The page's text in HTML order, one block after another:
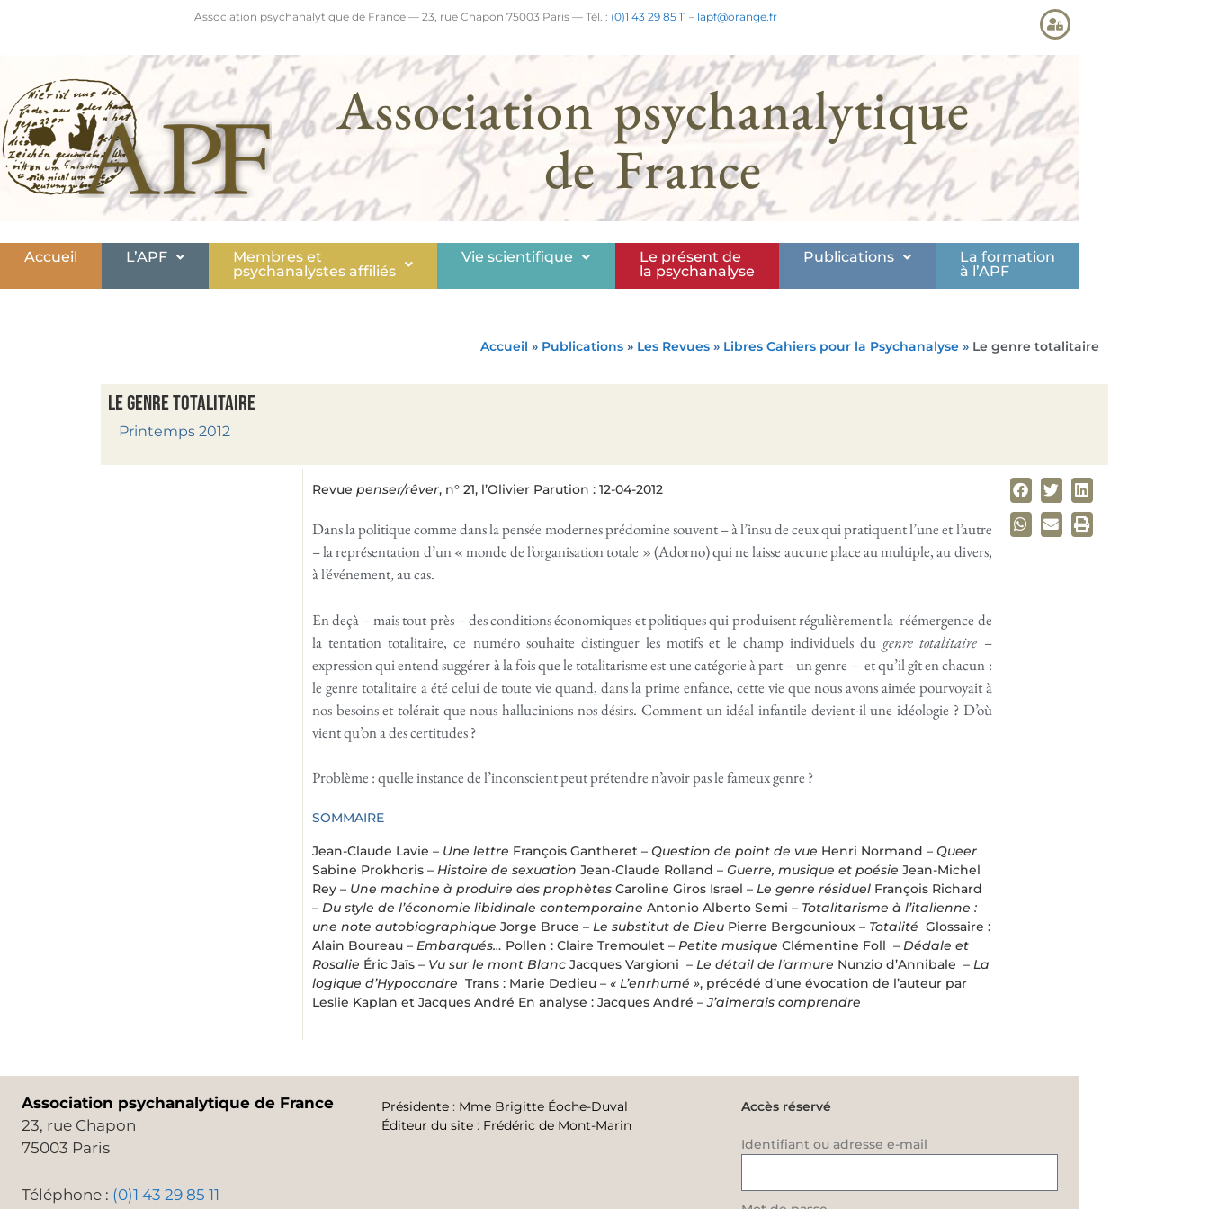
Association psychanalytique de France — 23, rue Chapon 75003 Paris — Tél. : (0)1 43 29 85 11 – lapf@orange.fr
Association psychanalytique
de France
Accueil L’APF
Membres et
psychanalystes affiliés
Vie scientifique
Le présent de
la psychanalyse
Publications
La formation
à l’APF
Accueil » Publications » Les Revues » Libres Cahiers pour la Psychanalyse » Le genre totalitaire
Le genre totalitaire
Printemps 2012
Revue penser/rêver, n° 21, l’Olivier Parution : 12-04-2012
Dans la politique comme dans la pensée modernes prédomine souvent – à l’insu de ceux qui pratiquent l’une et l’autre
– la représentation d’un « monde de l’organisation totale » (Adorno) qui ne laisse aucune place au multiple, au divers,
à l’événement, au cas.
En deçà – mais tout près – des conditions économiques et politiques qui produisent régulièrement la réémergence de
la tentation totalitaire, ce numéro souhaite distinguer les motifs et le champ individuels du genre totalitaire –
expression qui entend suggérer à la fois que le totalitarisme est une catégorie à part – un genre – et qu’il gît en chacun :
le genre totalitaire a été celui de toute vie quand, dans la prime enfance, cette vie que nous avons aimée pourvoyait à
nos besoins et tolérait que nous hallucinions nos désirs. Comment un idéal infantile devient-il une idéologie ? D’où
vient qu’on a des certitudes ?
Problème : quelle instance de l’inconscient peut prétendre n’avoir pas le fameux genre ?
SOMMAIRE
Jean-Claude Lavie – Une lettre François Gantheret – Question de point de vue Henri Normand – Queer
Sabine Prokhoris – Histoire de sexuation Jean-Claude Rolland – Guerre, musique et poésie Jean-Michel
Rey – Une machine à produire des prophètes Caroline Giros Israel – Le genre résiduel François Richard
– Du style de l’économie libidinale contemporaine Antonio Alberto Semi – Totalitarisme à l’italienne :
une note autobiographique Jorge Bruce – Le substitut de Dieu Pierre Bergounioux – Totalité Glossaire :
Alain Boureau – Embarqués… Pollen : Claire Tremoulet – Petite musique Clémentine Foll – Dédale et
Rosalie Éric Jaïs – Vu sur le mont Blanc Jacques Vargioni – Le détail de l’armure Nunzio d’Annibale – La
logique d’Hypocondre Trans : Marie Dedieu – « L’enrhumé », précédé d’une évocation de l’auteur par
Leslie Kaplan et Jacques André En analyse : Jacques André –J’aimerais comprendre
Association psychanalytique de France
23, rue Chapon
75003 Paris
Téléphone : (0)1 43 29 85 11
Présidente: Mme Brigitte Éoche-Duval
Éditeur du site: Frédéric de Mont-Marin
Accès réservé
Identifiant ou adresse e-mail